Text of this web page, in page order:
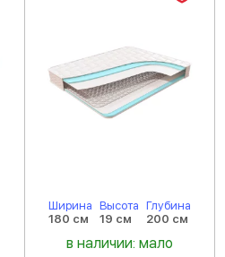
Ширина
180 см
Высота
19 см
Глубина
200 см
в наличии: мало